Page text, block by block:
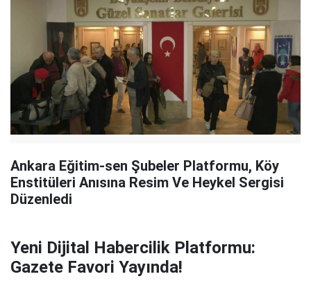
Ankara Eğitim-sen Şubeler Platformu, Köy
Enstitüleri Anısına Resim Ve Heykel Sergisi
Düzenledi
Yeni Dijital Habercilik Platformu:
Gazete Favori Yayında!